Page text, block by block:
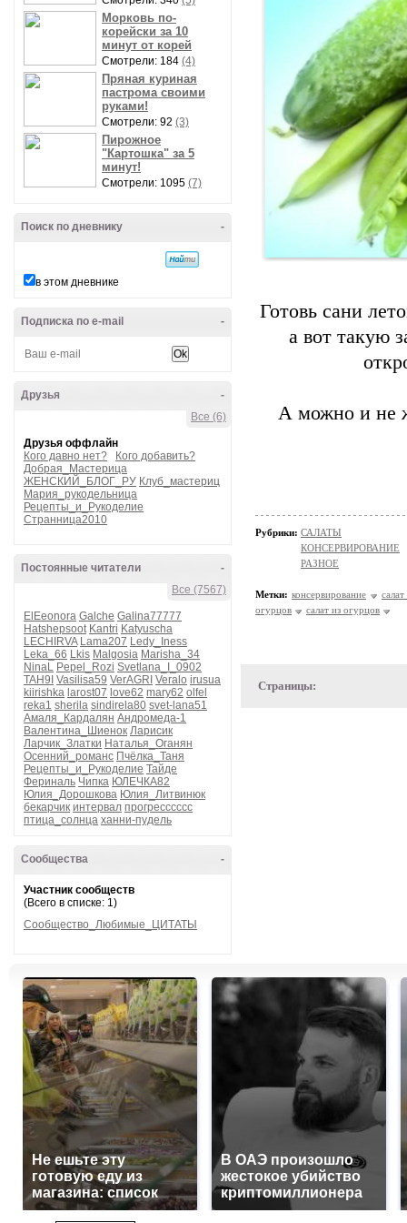
Морковь по-
корейски за 10
минут от корей
Смотрели: 184 (4)
Пряная куриная
пастрома своими
руками!
Смотрели: 92 (3)
Пирожное
"Картошка" за 5
минут!
Смотрели: 1095 (7)
-
Поиск по дневнику
в этом дневнике
-
Подписка по e-mail
-
Друзья
Все (6)
Друзья оффлайн
Кого давно нет?
Кого добавить?
Добрая_Мастерица
ЖЕНСКИЙ_БЛОГ_РУ Клуб_мастериц
Мария_рукодельница
Рецепты_и_Рукоделие
Странница2010
-
Постоянные читатели
Все (7567)
ElEeonora Galche Galina77777
Hatshepsoot Kantri Katyuscha
LECHIRVA Lama207 Ledy_Iness
Leka_66 Lkis Malgosia Marisha_34
NinaL Pepel_Rozi Svetlana_I_0902
TAH9I Vasilisa59 VerAGRI Veralo irusua
kiirishka larost07 love62 mary62 olfel
reka1 sherila sindirela80 svet-lana51
Амаля_Кардалян Андромеда-1
Валентина_Шиенок Ларисик
Ларчик_Златки Наталья_Оганян
Осенний_романс Пчёлка_Таня
Рецепты_и_Рукоделие Тайде
Фериналь Чипка ЮЛЕЧКА82
Юлия_Дорошкова Юлия_Литвинюк
бекарчик интервал прогресссссс
птица_солнца ханни-пудель
-
Сообщества
Участник сообществ
(Всего в списке: 1)
Сообщество_Любимые_ЦИТАТЫ
Готовь сани
а вот такую
А можно и не
Рубрики: САЛАТЫ
КОНСЕРВИРОВАНИЕ
РАЗНОЕ
Метки: консервирование
огурцов
салат из огурцов
Страницы:
Не ешьте эту
готовую еду из
магазина: список
В ОАЭ произошло
жестокое убийство
криптомиллионера